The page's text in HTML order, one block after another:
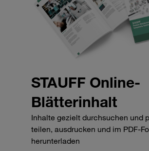
STAUFF Online-
Blätterinhalt
Inhalte gezielt durchsuchen und
teilen, ausdrucken und im PDF-
herunterladen